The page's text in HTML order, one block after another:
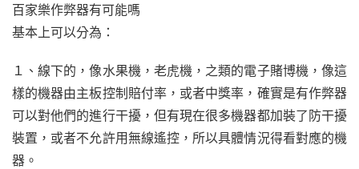
百家樂作弊器有可能嗎
基本上可以分為：
１、線下的，像水果機，老虎機，之類的電子賭博機，像這
樣的機器由主板控制賠付率，或者中獎率，確實是有作弊器
可以對他們的進行干擾，但有現在很多機器都加裝了防干擾
裝置，或者不允許用無線遙控，所以具體情況得看對應的機
器。